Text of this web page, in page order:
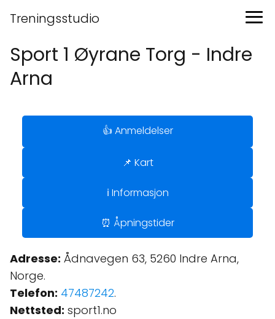
Treningsstudio
Sport 1 Øyrane Torg - Indre
Arna
👍 Anmeldelser
📌 Kart
ℹ️ Informasjon
⏰ Åpningstider
Adresse: Ådnavegen 63, 5260 Indre Arna,
Norge.
Telefon: 47487242.
Nettsted: sport1.no